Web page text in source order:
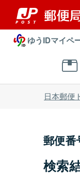
ゆうIDマイペ
日本郵便
郵便番
検索